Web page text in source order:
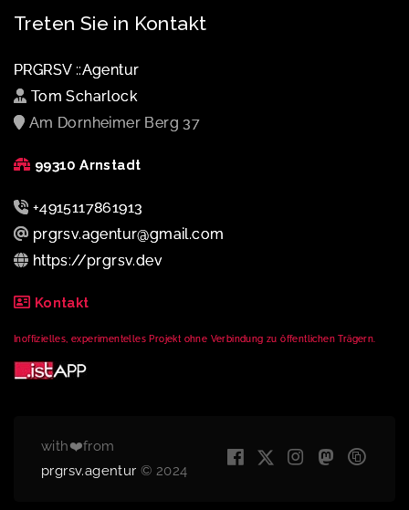
Treten Sie in Kontakt
PRGRSV ::Agentur
Tom Scharlock
Am Dornheimer Berg 37
99310 Arnstadt
+4915117861913
prgrsv.agentur@gmail.com
https://prgrsv.dev
Kontakt
Inoffizielles, experimentelles Projekt ohne Verbindung zu öffentlichen Trägern.
with❤️from
prgrsv.agentur © 2024